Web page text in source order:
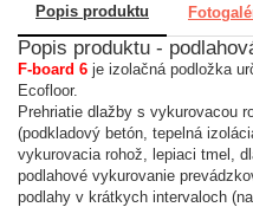
Popis produktu
Popis produktu -
F-board 6 je izolačná podložka
Ecofloor.
Prehriatie dlažby s vykurovacou
(podkladový betón, tepelná
vykurovacia rohož, lepiaci tmel,
podlahové vykurovanie
podlahy v krátkych intervaloch